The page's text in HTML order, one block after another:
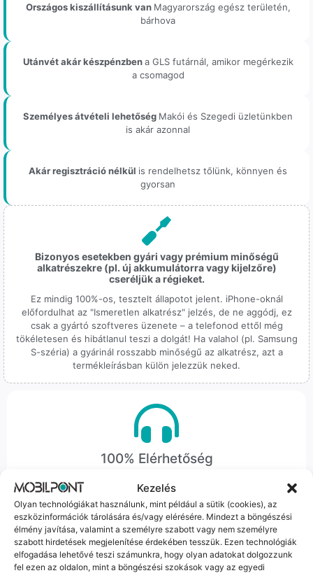
Kezelés
Olyan technológiákat használunk, mint például a sütik (cookies), az
eszközinformációk tárolására és/vagy elérésére. Mindezt a böngészési
élmény javítása, valamint a személyre szabott vagy nem személyre
szabott hirdetések megjelenítése érdekében tesszük. Ezen technológiák
elfogadása lehetővé teszi számunkra, hogy olyan adatokat dolgozzunk
fel ezen az oldalon, mint a böngészési szokások vagy az egyedi
Országos kiszállításunk van Magyarország egész területén,
bárhova
Utánvét akár készpénzbena GLS futárnál, amikor megérkezik
a csomagod
Személyes átvételi lehetőség Makói és Szegedi üzletünkben
is akár azonnal
Akár regisztráció nélkül is rendelhetsz tőlünk, könnyen és
gyorsan
Bizonyos esetekben gyári vagy prémium minőségű
alkatrészekre (pl. új akkumulátorra vagy kijelzőre)
cseréljük a régieket.
Ez mindig 100%-os, tesztelt állapotot jelent. iPhone-oknál
előfordulhat az "Ismeretlen alkatrész" jelzés, de ne aggódj, ez
csak a gyártó szoftveres üzenete – a telefonod ettől még
tökéletesen és hibátlanul teszi a dolgát! Ha valahol (pl. Samsung
S-széria) a gyárinál rosszabb minőségű az alkatrész, azt a
termékleírásban külön jelezzük neked.
100% Elérhetőség
Sok éve a szegedi piac meghatározó szereplői vagyunk.
Nem egy arctalan webshop vagyunk: ha kérdésed van, élő
ember veszi fel a telefont, és személyesen is megtalálsz
minket Szegeden.